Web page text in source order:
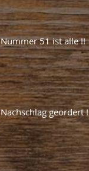
Nummer 51 ist alle !!
Nachschlag geordert !